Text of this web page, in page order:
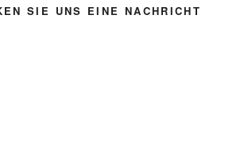
SIE UNS EINE NACHRICHT